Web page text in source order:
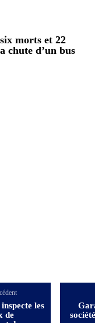
morts et 22
chute d’un bus
les
de